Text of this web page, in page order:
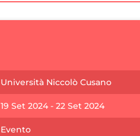
Università Niccolò Cusano
19 Set 2024 - 22 Set 2024
Evento